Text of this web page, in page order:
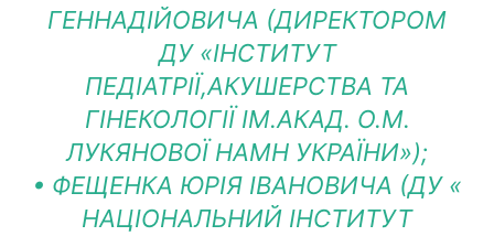
ГЕННАДІЙОВИЧА (ДИРЕКТОРОМ
ДУ «ІНСТИТУТ
ПЕДІАТРІЇ,АКУШЕРСТВА ТА
ГІНЕКОЛОГІЇ ІМ.АКАД. О.М.
ЛУКЯНОВОЇ НАМН УКРАЇНИ»);
• ФЕЩЕНКА ЮРІЯ ІВАНОВИЧА (ДУ «
НАЦІОНАЛЬНИЙ ІНСТИТУТ